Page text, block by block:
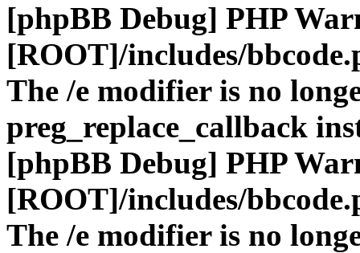
[phpBB Debug] PHP
[ROOT]/includes/
The /e modifier is no
preg_replace_callback
[phpBB Debug] PHP
[ROOT]/includes/
The /e modifier is no